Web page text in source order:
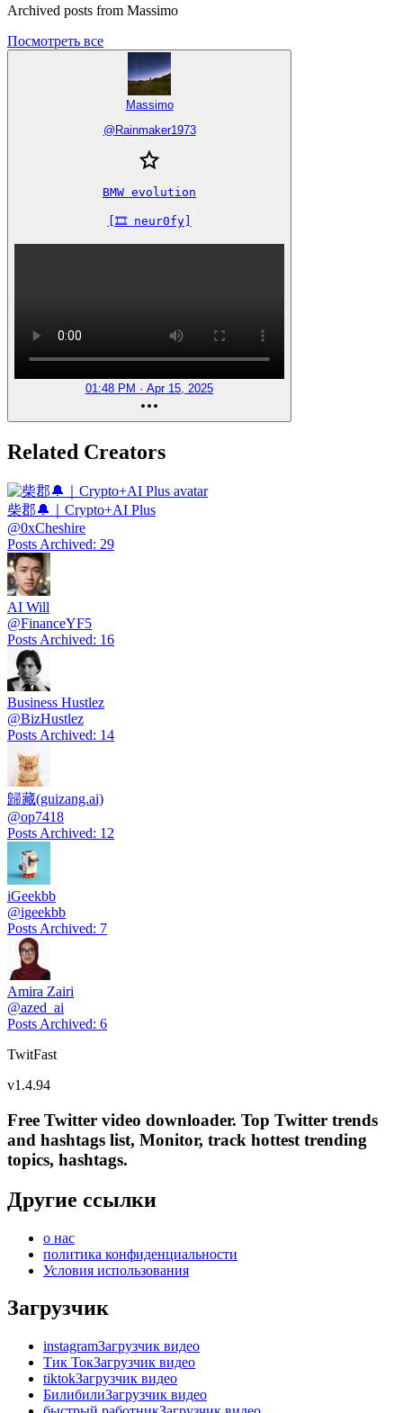
Archived posts from Massimo
Посмотреть все
Massimo
@ Rainmaker1973
BMW evolution
[🎞️ neur0fy]
01:48 PM · Apr 15, 2025
Related Creators
柴郡🔔｜Crypto+AI Plus
@0xCheshire
Posts Archived: 29
AI Will
@FinanceYF5
Posts Archived: 16
Business Hustlez
@BizHustlez
Posts Archived: 14
歸藏(guizang.ai)
@op7418
Posts Archived: 12
iGeekbb
@igeekbb
Posts Archived: 7
Amira Zairi
@azed_ai
Posts Archived: 6
TwitFast
v1.4.94
Free Twitter video downloader. Top Twitter trends
and hashtags list, Monitor, track hottest trending
topics, hashtags.
Другие ссылки
о нас
политика конфиденциальности
Условия использования
Загрузчик
instagramЗагрузчик видео
Тик ТокЗагрузчик видео
tiktokЗагрузчик видео
БилибилиЗагрузчик видео